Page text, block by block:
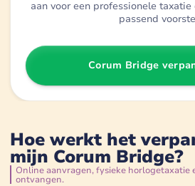
aan voor een professionele
passend
Corum Bridge
Hoe werkt het
mijn Corum Bridge?
Online aanvragen, fysieke horlogetaxatie
ontvangen.